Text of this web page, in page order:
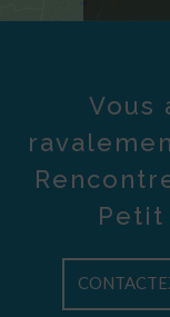
Vous
Petit